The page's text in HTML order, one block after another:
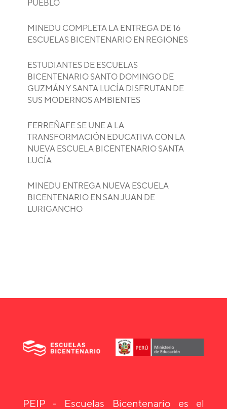
PUEBLO
MINEDU COMPLETA LA ENTREGA DE 16
ESCUELAS BICENTENARIO EN REGIONES
ESTUDIANTES DE ESCUELAS
BICENTENARIO SANTO DOMINGO DE
GUZMÁN Y SANTA LUCÍA DISFRUTAN DE
SUS MODERNOS AMBIENTES
FERREÑAFE SE UNE A LA
TRANSFORMACIÓN EDUCATIVA CON LA
NUEVA ESCUELA BICENTENARIO SANTA
LUCÍA
MINEDU ENTREGA NUEVA ESCUELA
BICENTENARIO EN SAN JUAN DE
LURIGANCHO
PEIP - Escuelas Bicentenario es el